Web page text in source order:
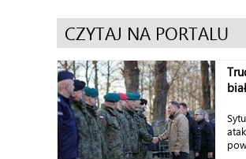
CZYTAJ NA PORTALU